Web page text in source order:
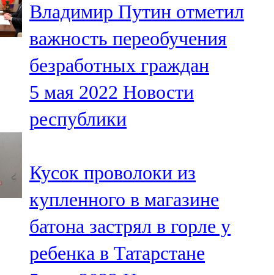
91,0 FM
Шәмәрдән
102,3 FM
Яңа чишмә
107,0 FM
105,5 FM
Владимир Путин отметил
важность переобучения
безработных граждан
5 мая 2022 Новости
республики
Кусок проволоки из
купленного в магазине
батона застрял в горле у
ребенка в Татарстане